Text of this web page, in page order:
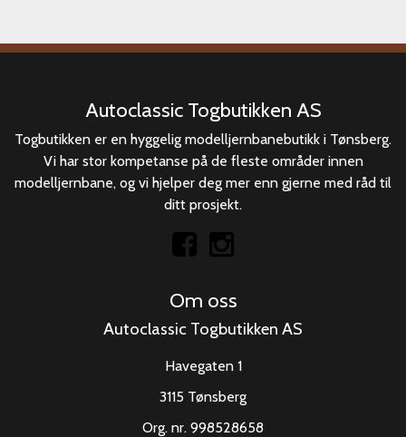
Autoclassic Togbutikken AS
Togbutikken er en hyggelig modelljernbanebutikk i Tønsberg.
Vi har stor kompetanse på de fleste områder innen
modelljernbane, og vi hjelper deg mer enn gjerne med råd til
ditt prosjekt.
Om oss
Autoclassic Togbutikken AS
Havegaten 1
3115 Tønsberg
Org. nr. 998528658